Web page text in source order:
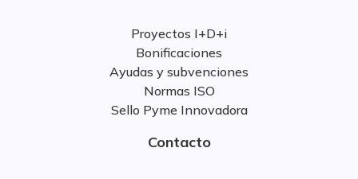
Proyectos I+D+i
Bonificaciones
Ayudas y subvenciones
Normas ISO
Sello Pyme Innovadora
Contacto